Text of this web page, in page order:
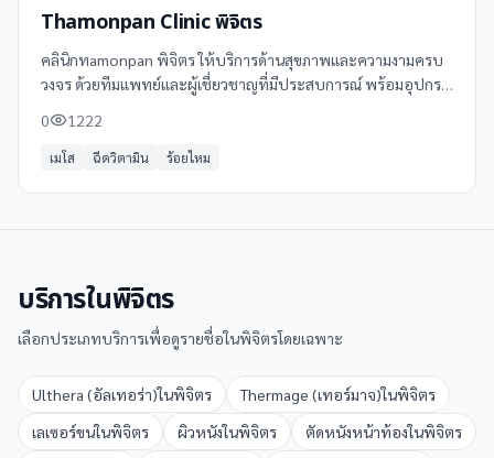
Thamonpan Clinic พิจิตร
คลินิกทamonpan พิจิตร ให้บริการด้านสุขภาพและความงามครบ
วงจร ด้วยทีมแพทย์และผู้เชี่ยวชาญที่มีประสบการณ์ พร้อมอุปกรณ์
เราประกอบด้วย: -
0 1222
เมโส ฉีดวิตามิน ร้อยไหม
บริการในพิจิตร
เลือกประเภทบริการเพื่อดูรายชื่อในพิจิตรโดยเฉพาะ
Ulthera (อัลเทอร่า)ในพิจิตร Thermage (เทอร์มาจ)ในพิจิตร
เลเซอร์ขนในพิจิตร ผิวหนังในพิจิตร ตัดหนังหน้าท้องในพิจิตร